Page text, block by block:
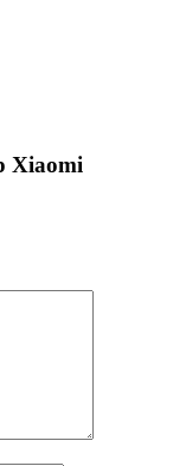
Xiaomi